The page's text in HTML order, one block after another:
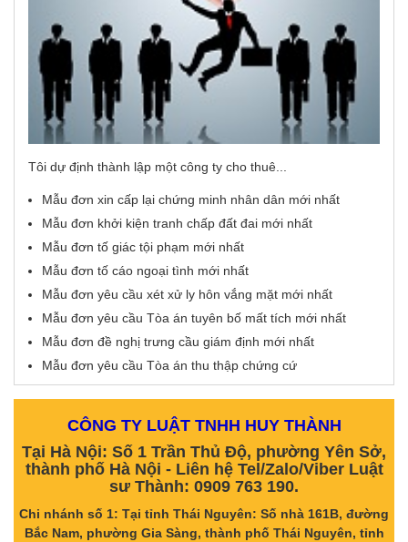
Tôi dự định thành lập một công ty cho thuê...
Mẫu đơn xin cấp lại chứng minh nhân dân mới nhất
Mẫu đơn khởi kiện tranh chấp đất đai mới nhất
Mẫu đơn tố giác tội phạm mới nhất
Mẫu đơn tố cáo ngoại tình mới nhất
Mẫu đơn yêu cầu xét xử ly hôn vắng mặt mới nhất
Mẫu đơn yêu cầu Tòa án tuyên bố mất tích mới nhất
Mẫu đơn đề nghị trưng cầu giám định mới nhất
Mẫu đơn yêu cầu Tòa án thu thập chứng cứ
CÔNG TY LUẬT TNHH HUY THÀNH
Tại Hà Nội: Số 1 Trần Thủ Độ, phường Yên Sở,
thành phố Hà Nội - Liên hệ Tel/Zalo/Viber Luật
sư Thành: 0909 763 190.
Chi nhánh số 1: Tại tỉnh Thái Nguyên: Số nhà 161B, đường
Bắc Nam, phường Gia Sàng, thành phố Thái Nguyên, tỉnh